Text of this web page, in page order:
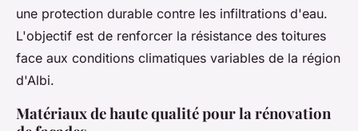
une protection durable contre les infiltrations d'eau.
L'objectif est de renforcer la résistance des toitures
face aux conditions climatiques variables de la région
d'Albi.
Matériaux de haute qualité pour la rénovation